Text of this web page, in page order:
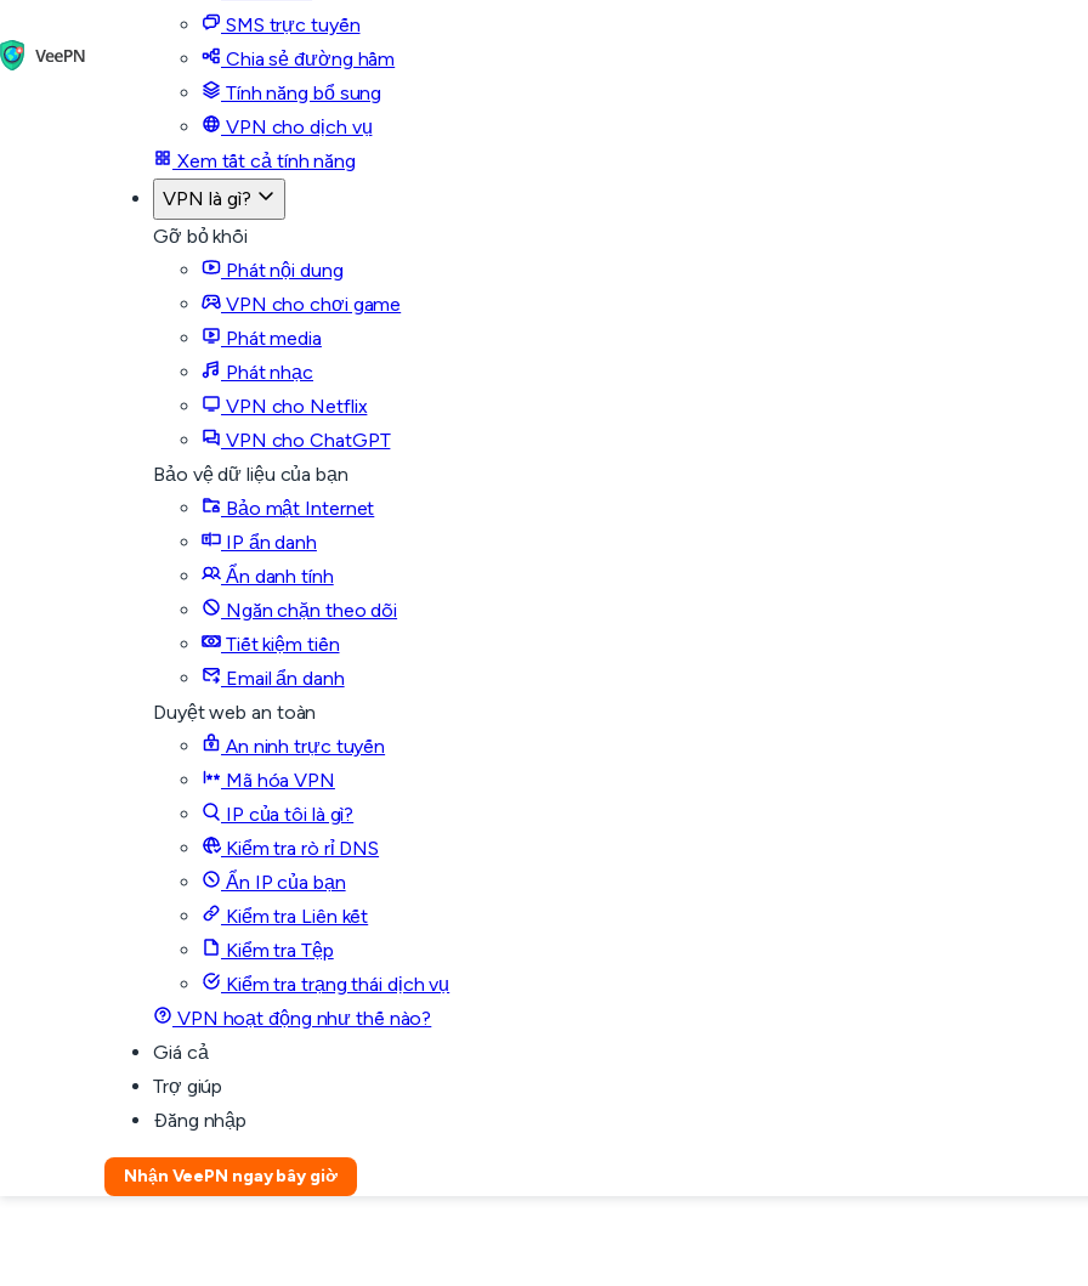
SMS trực tuyến
Chia sẻ đường hầm
Tính năng bổ sung
VPN cho dịch vụ
Xem tất cả tính năng
VPN là gì?
Gỡ bỏ khối
Phát nội dung
VPN cho chơi game
Phát media
Phát nhạc
VPN cho Netflix
VPN cho ChatGPT
Bảo vệ dữ liệu của bạn
Bảo mật Internet
IP ẩn danh
Ẩn danh tính
Ngăn chặn theo dõi
Tiết kiệm tiền
Email ẩn danh
Duyệt web an toàn
An ninh trực tuyến
Mã hóa VPN
IP của tôi là gì?
Kiểm tra rò rỉ DNS
Ẩn IP của bạn
Kiểm tra Liên kết
Kiểm tra Tệp
Kiểm tra trạng thái dịch vụ
VPN hoạt động như thế nào?
Giá cả
Trợ giúp
Đăng nhập
Nhận VeePN ngay bây giờ